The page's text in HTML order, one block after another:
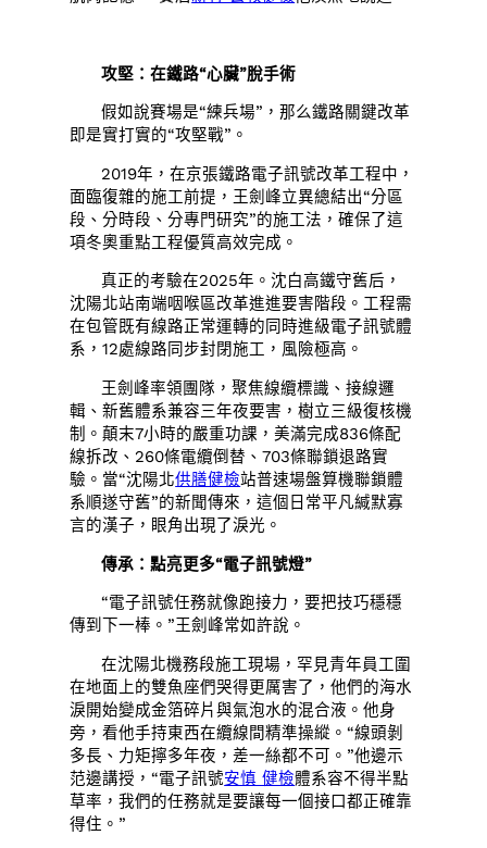
攻堅：在鐵路“心臟”脫手術
假如說賽場是“練兵場”，那么鐵路關鍵改革
即是實打實的“攻堅戰”。
2019年，在京張鐵路電子訊號改革工程中，
面臨復雜的施工前提，王劍峰立異總結出“分區
段、分時段、分專門研究”的施工法，確保了這
項冬奧重點工程優質高效完成。
真正的考驗在2025年。沈白高鐵守舊后，
沈陽北站南端咽喉區改革進進要害階段。工程需
在包管既有線路正常運轉的同時進級電子訊號體
系，12處線路同步封閉施工，風險極高。
王劍峰率領團隊，聚焦線纜標識、接線邏
輯、新舊體系兼容三年夜要害，樹立三級復核機
制。顛末7小時的嚴重功課，美滿完成836條配
線拆改、260條電纜倒替、703條聯鎖退路實
驗。當“沈陽北供膳健檢站普速場盤算機聯鎖體
系順遂守舊”的新聞傳來，這個日常平凡緘默寡
言的漢子，眼角出現了淚光。
傳承：點亮更多“電子訊號燈”
“電子訊號任務就像跑接力，要把技巧穩穩
傳到下一棒。”王劍峰常如許說。
在沈陽北機務段施工現場，罕見青年員工圍
在地面上的雙魚座們哭得更厲害了，他們的海水
淚開始變成金箔碎片與氣泡水的混合液。他身
旁，看他手持東西在纜線間精準操縱。“線頭剝
多長、力矩擰多年夜，差一絲都不可。”他邊示
范邊講授，“電子訊號安慎 健檢體系容不得半點
草率，我們的任務就是要讓每一個接口都正確靠
得住。”